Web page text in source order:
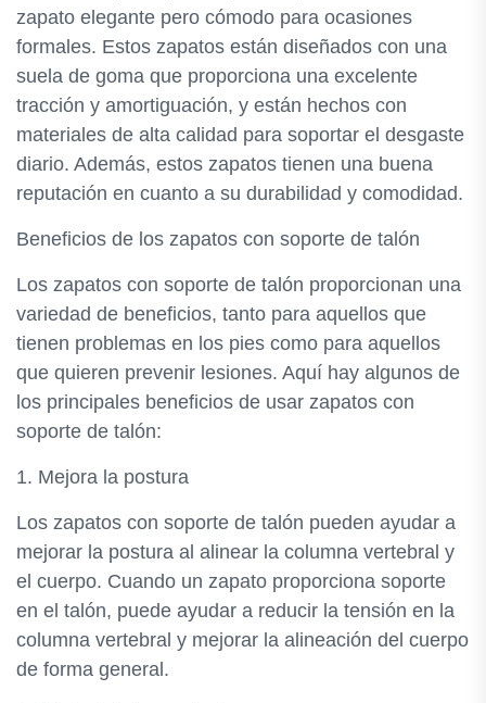
zapato elegante pero cómodo para ocasiones
formales. Estos zapatos están diseñados con una
suela de goma que proporciona una excelente
tracción y amortiguación, y están hechos con
materiales de alta calidad para soportar el desgaste
diario. Además, estos zapatos tienen una buena
reputación en cuanto a su durabilidad y comodidad.
Beneficios de los zapatos con soporte de talón
Los zapatos con soporte de talón proporcionan una
variedad de beneficios, tanto para aquellos que
tienen problemas en los pies como para aquellos
que quieren prevenir lesiones. Aquí hay algunos de
los principales beneficios de usar zapatos con
soporte de talón:
1. Mejora la postura
Los zapatos con soporte de talón pueden ayudar a
mejorar la postura al alinear la columna vertebral y
el cuerpo. Cuando un zapato proporciona soporte
en el talón, puede ayudar a reducir la tensión en la
columna vertebral y mejorar la alineación del cuerpo
de forma general.